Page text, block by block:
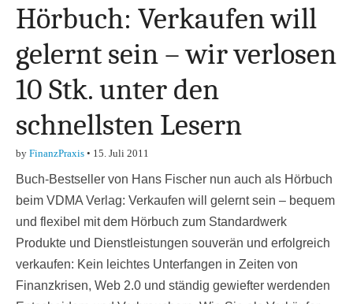
Hörbuch: Verkaufen will
gelernt sein – wir verlosen
10 Stk. unter den
schnellsten Lesern
by FinanzPraxis • 15. Juli 2011
Buch-Bestseller von Hans Fischer nun auch als Hörbuch
beim VDMA Verlag: Verkaufen will gelernt sein – bequem
und flexibel mit dem Hörbuch zum Standardwerk
Produkte und Dienstleistungen souverän und erfolgreich
verkaufen: Kein leichtes Unterfangen in Zeiten von
Finanzkrisen, Web 2.0 und ständig gewiefter werdenden